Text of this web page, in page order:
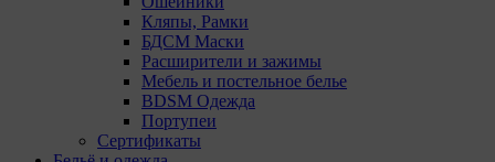
Кляпы, Рамки
БДСМ Маски
Расширители и зажимы
Мебель и постельное белье
BDSM Одежда
Портупеи
Сертификаты
идентификации субъектов персональных данных.
7. На сайтах используются как файлы cookie первой
стороны (устанавливаемые сайтами, которые
посещает пользователь), так и сторонние файлы
cookie (задаются сервером, расположенным вне
домена наших сайтов).